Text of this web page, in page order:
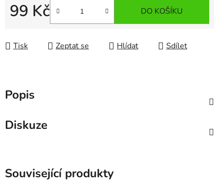
99 Kč
Měrná cena:
DO KOŠÍKU
Tisk Zeptat se Hlídat Sdílet
Popis
Diskuze
Související produkty